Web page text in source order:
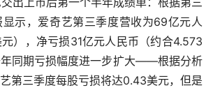
示，爱奇艺第三季度营收为69亿元人
），净亏损31亿元人民币（约合4.573
同期亏损幅度进一步扩大——根据分析
第三季度每股亏损将达0.43美元，但是